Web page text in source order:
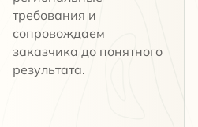
требования и
сопровождаем
заказчика до понятного
результата.